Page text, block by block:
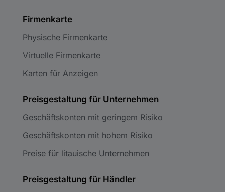
Firmenkarte
Physische Firmenkarte
Virtuelle Firmenkarte
Karten für Anzeigen
Preisgestaltung für Unternehmen
Geschäftskonten mit geringem Risiko
Geschäftskonten mit hohem Risiko
Preise für litauische Unternehmen
Preisgestaltung für Händler